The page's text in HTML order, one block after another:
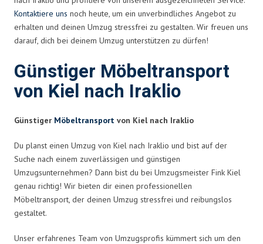
Kontaktiere uns noch heute, um ein unverbindliches Angebot zu
erhalten und deinen Umzug stressfrei zu gestalten. Wir freuen uns
darauf, dich bei deinem Umzug unterstützen zu dürfen!
Günstiger Möbeltransport
von Kiel nach Iraklio
Günstiger Möbeltransport von Kiel nach Iraklio
Du planst einen Umzug von Kiel nach Iraklio und bist auf der
Suche nach einem zuverlässigen und günstigen
Umzugsunternehmen? Dann bist du bei Umzugsmeister Fink Kiel
genau richtig! Wir bieten dir einen professionellen
Möbeltransport, der deinen Umzug stressfrei und reibungslos
gestaltet.
Unser erfahrenes Team von Umzugsprofis kümmert sich um den